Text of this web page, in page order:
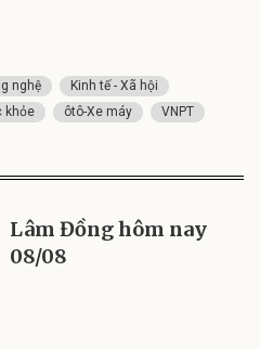
nghệ
Kinh tế - Xã hội
khỏe ôtô-Xe máy
VNPT
Lâm Đồng hôm nay
08/08